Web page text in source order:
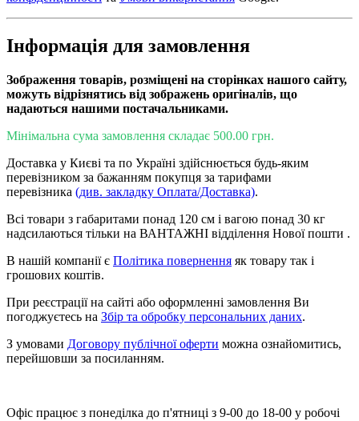
Інформація для замовлення
Зображення товарів, розміщені на сторінках нашого сайту,
можуть відрізнятись від зображень оригіналів, що
надаються нашими постачальниками.
Мінімальна сума замовлення складає 500.00 грн.
Доставка у Києві та по Україні здійснюється будь-яким
перевізником за бажанням покупця за тарифами
перевізника (див. закладку Оплата/Доставка).
Всі товари з габаритами понад 120 см і вагою понад 30 кг
надсилаються тільки на ВАНТАЖНІ відділення Нової пошти .
В нашій компанії є Політика повернення як товару так і
грошових коштів.
При реєстрації на сайті або оформленні замовлення Ви
погоджуєтесь на Збір та обробку персональних даних.
З умовами Договору публічної оферти можна ознайомитись,
перейшовши за посиланням.
Офіс працює з понеділка до п'ятниці з 9-00 до 18-00 у робочі